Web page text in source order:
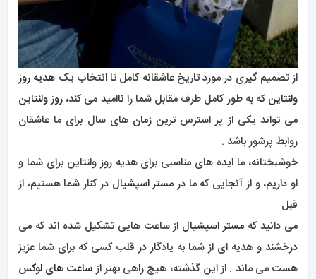
از تصمیم گیری در مورد تاریخ عاشقانه کامل تا انتخاب یک هدیه روز
ولنتاینکه به طور کامل طرف مقابل شما را ناامید می کند، روز ولنتاین
می تواند یکی از پر استرس ترین زمان های سال برای ما عاشقان
روابط پرشور باشد .
خوشبختانه، ما ایده های مناسبی برای هدیه روز ولنتاین برای شما و
او داریم، و از آنجایی که ما درمستر اسپشیال در کنار شما هستیم، از
قبل
می دانید که مستر اسپشیال از ساعت هایی تشکیل شده اند که می
درخشند و هدیه ای از شما به یادگار در قلب کسی که برای شما عزیز
هست می ماند . از این گذشته، هیچ راهی بهتر ازساعت های لوکس